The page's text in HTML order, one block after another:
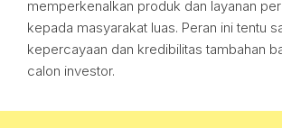
memperkenalkan produk dan layanan
kepada masyarakat luas. Peran ini tentu
kepercayaan dan kredibilitas tambahan
calon investor.